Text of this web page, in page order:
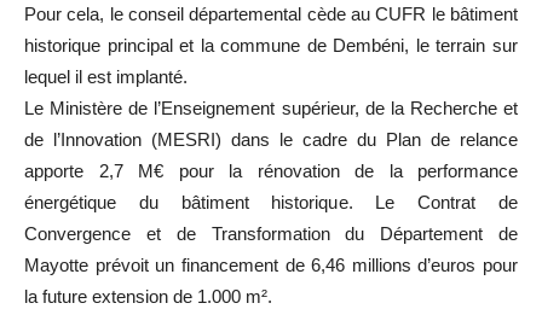
Pour cela, le conseil départemental cède au CUFR le bâtiment
historique principal et la commune de Dembéni, le terrain sur
lequel il est implanté.
Le Ministère de l’Enseignement supérieur, de la Recherche et
de l’Innovation (MESRI) dans le cadre du Plan de relance
apporte 2,7 M€ pour la rénovation de la performance
énergétique du bâtiment historique. Le Contrat de
Convergence et de Transformation du Département de
Mayotte prévoit un financement de 6,46 millions d’euros pour
la future extension de 1.000 m².